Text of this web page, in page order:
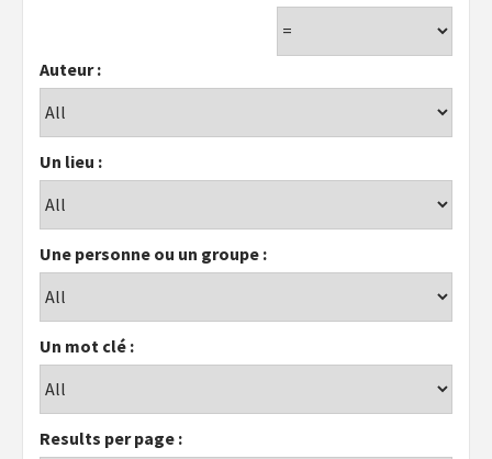
Auteur :
Un lieu :
Une personne ou un groupe :
Un mot clé :
Results per page :